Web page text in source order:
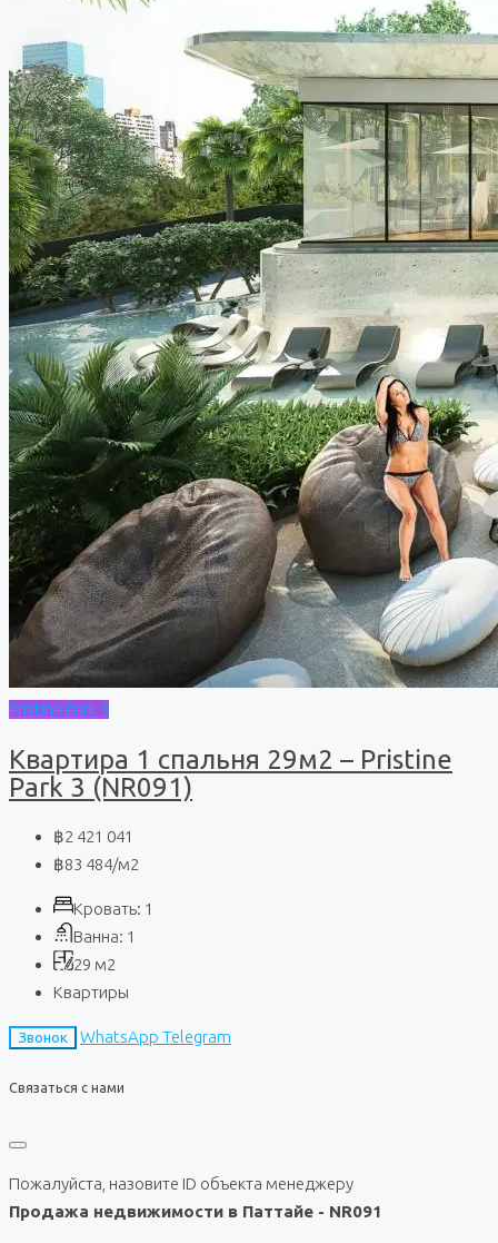
Pristine Park 3
Квартира 1 спальня 29м2 – Pristine
Park 3 (NR091)
฿2 421 041
฿83 484/м2
Кровать: 1
Ванна: 1
29 м2
Квартиры
Звонок WhatsApp Telegram
Связаться с нами
Пожалуйста, назовите ID объекта менеджеру
Продажа недвижимости в Паттайе - NR091